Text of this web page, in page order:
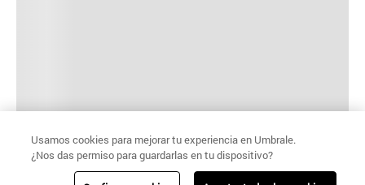
Usamos cookies para mejorar tu experiencia en Umbrale.
¿Nos das permiso para guardarlas en tu dispositivo?